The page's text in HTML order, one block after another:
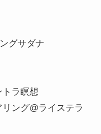
グサダナ
ラ瞑想
ング@ライステラ